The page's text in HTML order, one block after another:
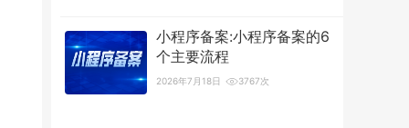
小程序备案:小程序备案的6
个主要流程
2026年7月18日 3767次